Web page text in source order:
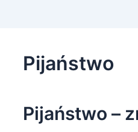
Pijaństwo
Pijaństwo –